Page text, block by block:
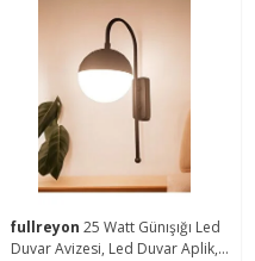
fullreyon 25 Watt Günışığı Led
Duvar Avizesi, Led Duvar Aplik,